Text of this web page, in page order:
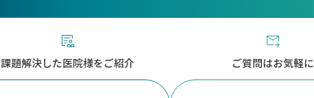
課題解決した医院様をご紹介 ご質問はお気軽に